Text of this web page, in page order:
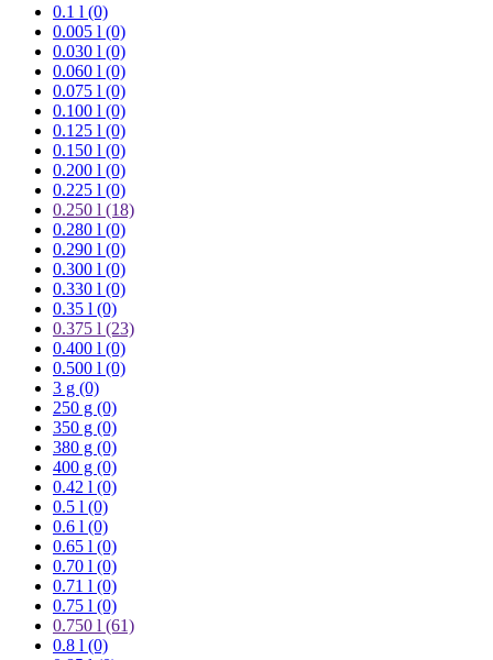
0.1 l (0)
0.005 l (0)
0.030 l (0)
0.060 l (0)
0.075 l (0)
0.100 l (0)
0.125 l (0)
0.150 l (0)
0.200 l (0)
0.225 l (0)
0.250 l (18)
0.280 l (0)
0.290 l (0)
0.300 l (0)
0.330 l (0)
0.35 l (0)
0.375 l (23)
0.400 l (0)
0.500 l (0)
3 g (0)
250 g (0)
350 g (0)
380 g (0)
400 g (0)
0.42 l (0)
0.5 l (0)
0.6 l (0)
0.65 l (0)
0.70 l (0)
0.71 l (0)
0.75 l (0)
0.750 l (61)
0.8 l (0)